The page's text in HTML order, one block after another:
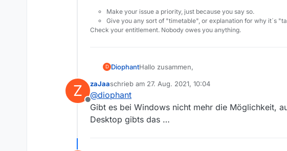
Make your issue a priority, just because you say so.
Give you any sort of "timetable", or explanation for why it´s
Check your entitlement. Nobody owes you anything.
D DiophantHallo zusammen,
ich habe gerstern unter Windows 10 Pro x64
wie vor so. Trotzdem erscheint nach dem
nach wie vor den Downloadstatus korrekt
Z
Offline
zaJaaschrieb am 27. Aug. 2021, 10:04
zuletzt editiert von
@diophant
Gibt es bei Windows nicht mehr die Möglichkeit,
Desktop gibts das …